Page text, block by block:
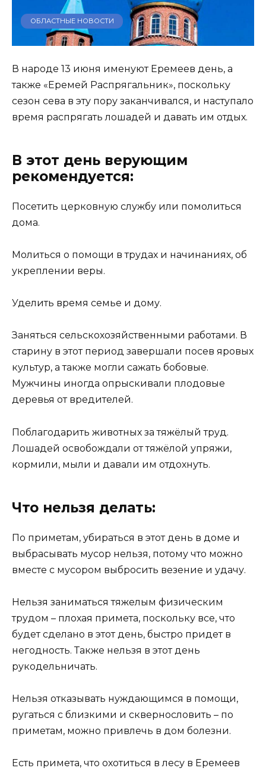
ОБЛАСТНЫЕ НОВОСТИ
В народе 13 июня именуют Еремеев день, а
также «Еремей Распрягальник», поскольку
сезон сева в эту пору заканчивался, и наступало
время распрягать лошадей и давать им отдых.
В этот день верующим
рекомендуется:
Посетить церковную службу или помолиться
дома.
Молиться о помощи в трудах и начинаниях, об
укреплении веры.
Уделить время семье и дому.
Заняться сельскохозяйственными работами. В
старину в этот период завершали посев яровых
культур, а также могли сажать бобовые.
Мужчины иногда опрыскивали плодовые
деревья от вредителей.
Поблагодарить животных за тяжёлый труд.
Лошадей освобождали от тяжёлой упряжи,
кормили, мыли и давали им отдохнуть.
Что нельзя делать:
По приметам, убираться в этот день в доме и
выбрасывать мусор нельзя, потому что можно
вместе с мусором выбросить везение и удачу.
Нельзя заниматься тяжелым физическим
трудом – плохая примета, поскольку все, что
будет сделано в этот день, быстро придет в
негодность. Также нельзя в этот день
рукодельничать.
Нельзя отказывать нуждающимся в помощи,
ругаться с близкими и сквернословить – по
приметам, можно привлечь в дом болезни.
Есть примета, что охотиться в лесу в Еремеев